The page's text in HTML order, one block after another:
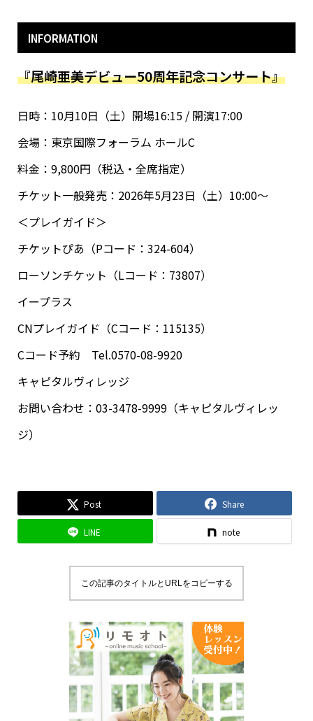
INFORMATION
『尾崎亜美デビュー50周年記念コンサート』
日時：10月10日（土）開場16:15 / 開演17:00
会場：東京国際フォーラム ホールC
料金：9,800円（税込・全席指定）
チケット一般発売：2026年5月23日（土）10:00～
＜プレイガイド＞
チケットぴあ（Pコード：324-604）
ローソンチケット（Lコード：73807）
イープラス
CNプレイガイド（Cコード：115135）
Cコード予約 Tel.0570-08-9920
キャピタルヴィレッジ
お問い合わせ：03-3478-9999（キャピタルヴィレッ
ジ）
Post Share
LINE note
この記事のタイトルとURLをコピーする